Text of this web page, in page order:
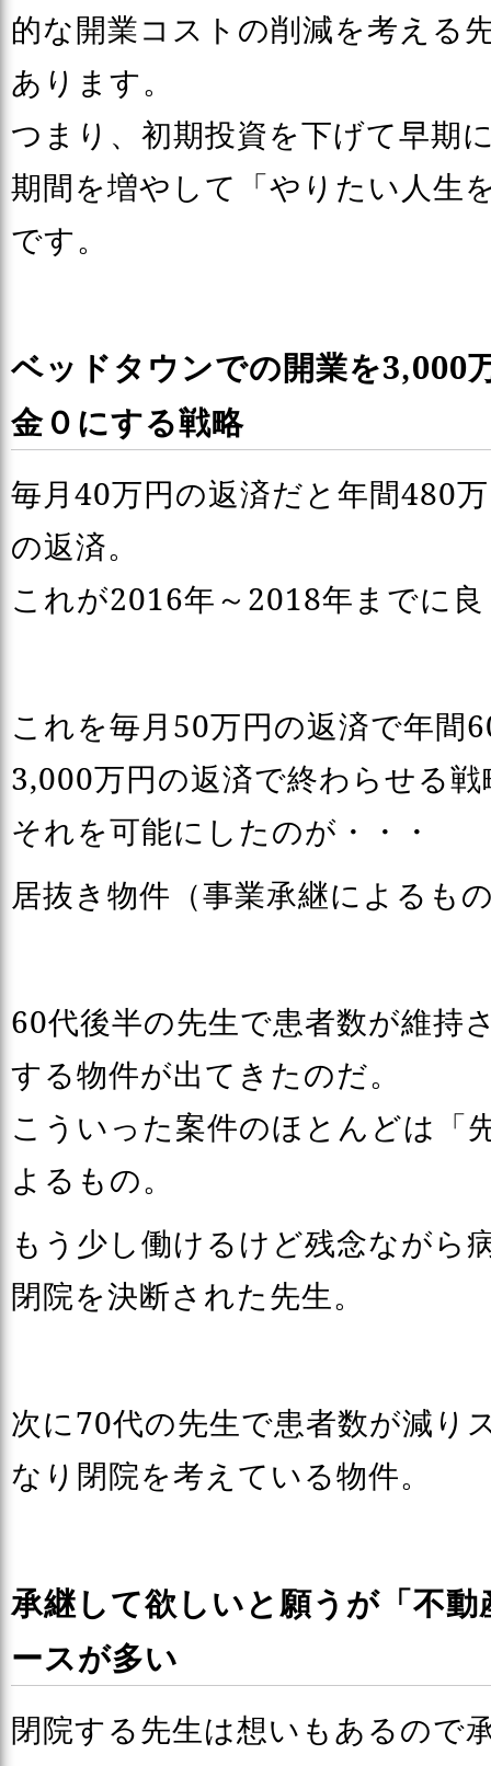
的な開業コストの削減を考える
あります。
つまり、初期投資を下げて早期
期間を増やして「やりたい人生
です。
ベッドタウンでの開業を3,000
金０にする戦略
毎月40万円の返済だと年間480
の返済。
これが2016年～2018年までに
これを毎月50万円の返済で年間
3,000万円の返済で終わらせる
それを可能にしたのが・・・
居抜き物件（事業承継によるも
60代後半の先生で患者数が維持
する物件が出てきたのだ。
こういった案件のほとんどは「
よるもの。
もう少し働けるけど残念ながら
閉院を決断された先生。
次に70代の先生で患者数が減り
なり閉院を考えている物件。
承継して欲しいと願うが「不
ースが多い
閉院する先生は想いもあるので